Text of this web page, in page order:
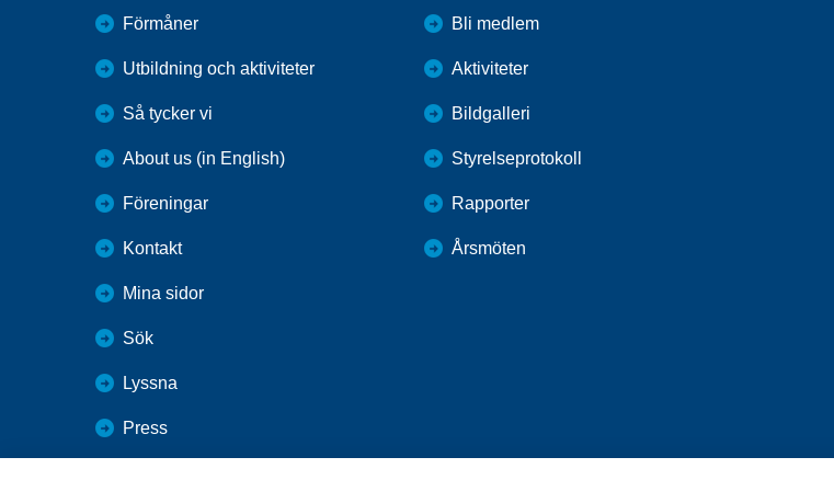
Förmåner
Utbildning och aktiviteter
Så tycker vi
About us (in English)
Föreningar
Kontakt
Mina sidor
Sök
Lyssna
Press
Bli medlem
Aktiviteter
Bildgalleri
Styrelseprotokoll
Rapporter
Årsmöten